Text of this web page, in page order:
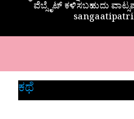
ವೆಬ್ಸೈಟ್ ಕಳಿಸಬಹುದು
ಕಥೆ